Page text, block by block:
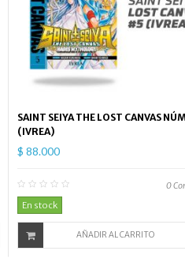
SAINT SEIYA THE LOST CANVAS
(IVREA)
$ 88.000
0
En stock
AÑADIR AL CARRITO